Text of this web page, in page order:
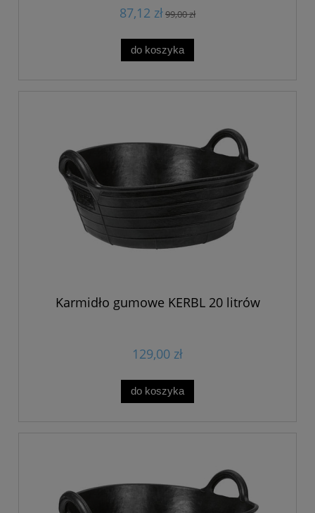
87,12 zł99,00 zł
do koszyka
Karmidło gumowe KERBL 20 litrów
129,00 zł
do koszyka